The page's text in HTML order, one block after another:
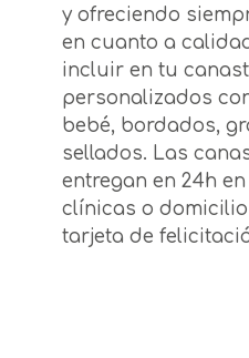
y ofreciendo
en cuanto a
incluir en tu
personalizados
bebé, bordados,
sellados. Las
entregan en 24h
clínicas o
tarjeta de